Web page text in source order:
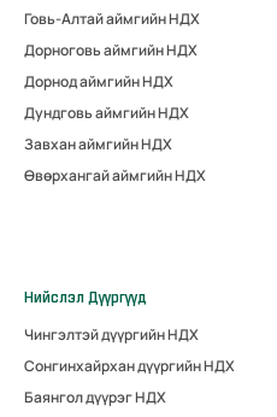
Говь-Алтай аймгийн НДХ
Дорноговь аймгийн НДХ
Дорнод аймгийн НДХ
Дундговь аймгийн НДХ
Завхан аймгийн НДХ
Өвөрхангай аймгийн НДХ
Нийслэл Дүүргүүд
Чингэлтэй дүүргийн НДХ
Сонгинхайрхан дүүргийн НДХ
Баянгол дүүрэг НДХ